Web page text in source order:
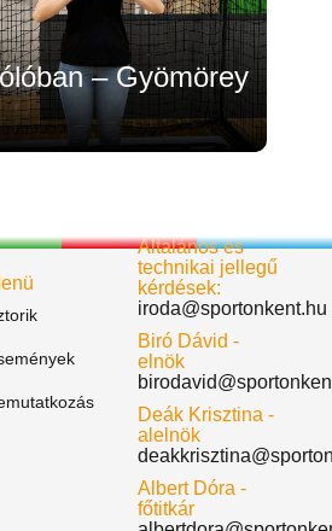
– Gyömörey
Általános és
technikai jellegű
kérdések:
iroda@sportonkent.hu
Biró Dávid -
elnök
Deák Krisztina -
alelnök
Albert Dóra -
főtitkár